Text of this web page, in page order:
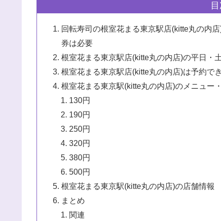
回転寿司の根室花まる東京駅店(kitte丸の内
券は必要
根室花まる東京駅店(kitte丸の内店)の平日・
根室花まる東京駅店(kitte丸の内店)は予約で
根室花まる東京駅(kitte丸の内店)のメニュー
130円
190円
250円
320円
380円
500円
根室花まる東京駅(kitte丸の内店)の店舗情報
まとめ
関連